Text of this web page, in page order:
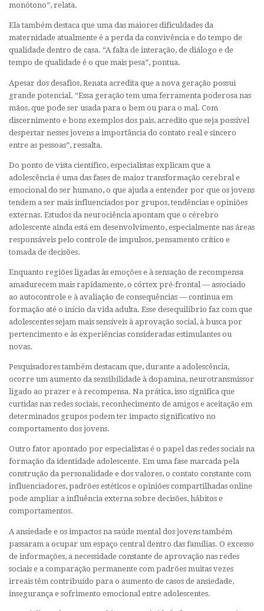
monótono”, relata.
Ela também destaca que uma das maiores dificuldades da
maternidade atualmente é a perda da convivência e do tempo de
qualidade dentro de casa. “A falta de interação, de diálogo e de
tempo de qualidade é o que mais pesa”, pontua.
Apesar dos desafios, Renata acredita que a nova geração possui
grande potencial. “Essa geração tem uma ferramenta poderosa nas
mãos, que pode ser usada para o bem ou para o mal. Com
discernimento e bons exemplos dos pais, acredito que seja possível
despertar nesses jovens a importância do contato real e sincero
entre as pessoas”, ressalta.
Do ponto de vista científico, especialistas explicam que a
adolescência é uma das fases de maior transformação cerebral e
emocional do ser humano, o que ajuda a entender por que os jovens
tendem a ser mais influenciados por grupos, tendências e opiniões
externas. Estudos da neurociência apontam que o cérebro
adolescente ainda está em desenvolvimento, especialmente nas áreas
responsáveis pelo controle de impulsos, pensamento crítico e
tomada de decisões.
Enquanto regiões ligadas às emoções e à sensação de recompensa
amadurecem mais rapidamente, o córtex pré-frontal — associado
ao autocontrole e à avaliação de consequências — continua em
formação até o início da vida adulta. Esse desequilíbrio faz com que
adolescentes sejam mais sensíveis à aprovação social, à busca por
pertencimento e às experiências consideradas estimulantes ou
novas.
Pesquisadores também destacam que, durante a adolescência,
ocorre um aumento da sensibilidade à dopamina, neurotransmissor
ligado ao prazer e à recompensa. Na prática, isso significa que
curtidas nas redes sociais, reconhecimento de amigos e aceitação em
determinados grupos podem ter impacto significativo no
comportamento dos jovens.
Outro fator apontado por especialistas é o papel das redes sociais na
formação da identidade adolescente. Em uma fase marcada pela
construção da personalidade e dos valores, o contato constante com
influenciadores, padrões estéticos e opiniões compartilhadas online
pode ampliar a influência externa sobre decisões, hábitos e
comportamentos.
A ansiedade e os impactos na saúde mental dos jovens também
passaram a ocupar um espaço central dentro das famílias. O excesso
de informações, a necessidade constante de aprovação nas redes
sociais e a comparação permanente com padrões muitas vezes
irreais têm contribuído para o aumento de casos de ansiedade,
insegurança e sofrimento emocional entre adolescentes.